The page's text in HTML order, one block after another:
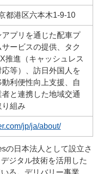
都港区六本木1-9-10
プリを通じた配車プ
ービスの提供、タク
推進（キャッシュレス
等）、訪日外国人を
利便性向上支援、自
と連携した地域交通
組み
jp/ja/about/
の日本法人として設立さ
ジタル技術を活用した
る。デリバリー事業